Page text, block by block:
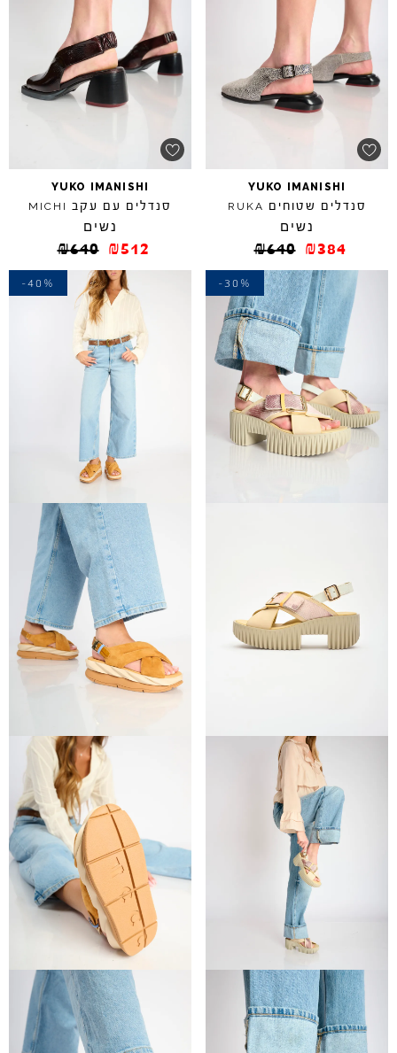
YUKO IMANISHI
סנדלים שטוחים RUKA
נשים
₪640 ₪384
YUKO IMANISHI
סנדלים עם עקב MICHI
נשים
₪640 ₪512
-30%
-40%